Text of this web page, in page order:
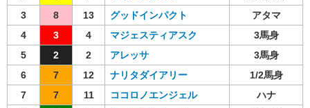
3
8 13 グッドインパクト
アタマ
4
3 4 マジェスティアスク
3馬身
5
2 2 アレッサ
3馬身
6
7 12 ナリタダイアリー
1/2馬身
7
7 11 ココロノエンジェル
ハナ